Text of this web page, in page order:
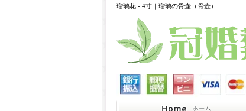
瑠璃花 - 4寸｜瑠璃の骨壷（骨壺）